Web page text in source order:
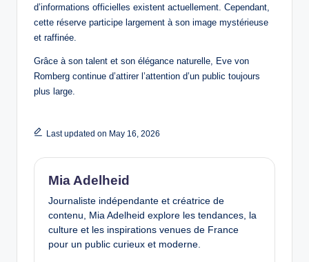
d’informations officielles existent actuellement. Cependant,
cette réserve participe largement à son image mystérieuse
et raffinée.
Grâce à son talent et son élégance naturelle, Eve von
Romberg continue d’attirer l’attention d’un public toujours
plus large.
Last updated on May 16, 2026
Mia Adelheid
Journaliste indépendante et créatrice de
contenu, Mia Adelheid explore les tendances, la
culture et les inspirations venues de France
pour un public curieux et moderne.